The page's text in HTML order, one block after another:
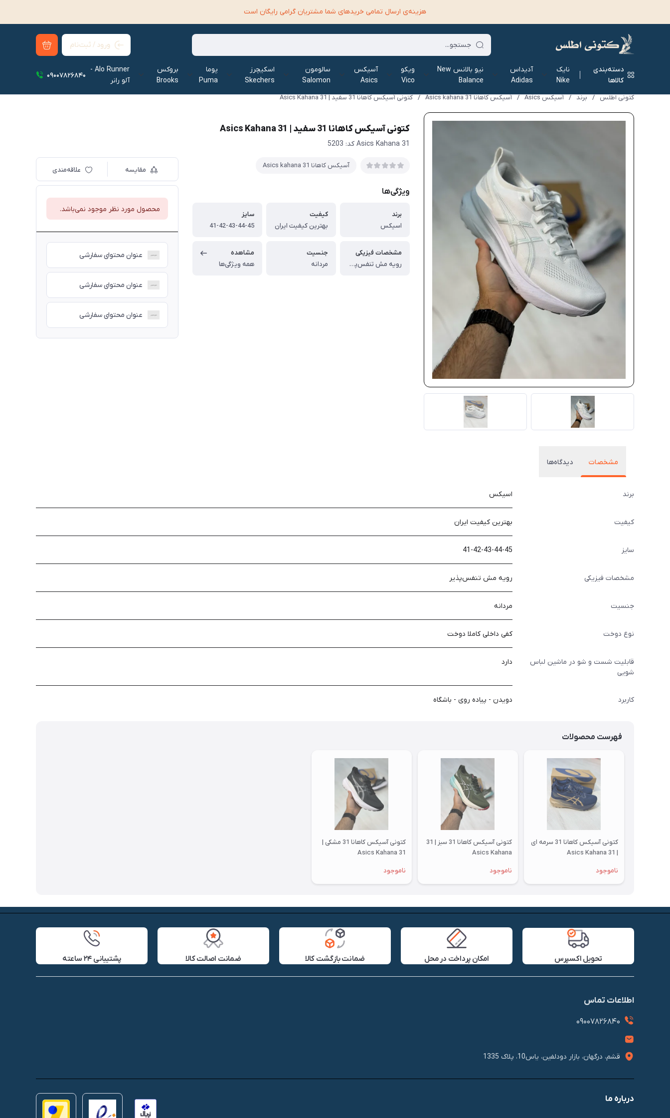
هزینه‌ی ارسال تمامی خرید‌های شما مشتریان گرامی رایگان است
ورود / ثبت‌نام
دسته‌بندی
کالاها
نایک
Nike
آدیداس
Adidas
نیو بالانس New
Balance
ویکو
Vico
آسیکس
Asics
سالومون
Salomon
اسکیچرز
Skechers
پوما
Puma
بروکس
Brooks
Alo Runner -
آلو رانر‌
09007826840
کتونی اطلس / برند / آسیکس Asics / آسیکس کاهانا Asics kahana 31 / کتونی آسیکس کاهانا 31 سفید | 31 Asics Kahana
کتونی آسیکس کاهانا 31 سفید | 31 Asics Kahana
31 Asics Kahana کد: 5203
آسیکس کاهانا Asics kahana 31
ویژگی‌ها
برند
اسیکس
کیفیت
بهترین کیفیت ایران
سایز
41-42-43-44-45
مشخصات فیزیکی
رویه مش تنفس‌پذیر
جنسیت
مردانه
مشاهده
همه ویژگی‌ها
مقایسه علاقه‌مندی
محصول مورد نظر موجود نمی‌باشد.
عنوان محتوای سفارشی
عنوان محتوای سفارشی
عنوان محتوای سفارشی
مشخصات دیدگاه‌ها
برند اسیکس
کیفیت بهترین کیفیت ایران
سایز 41-42-43-44-45
مشخصات فیزیکی رویه مش تنفس‌پذیر
جنسیت مردانه
نوع دوخت کفی داخلی کاملا دوخت
قابلیت شست و شو در ماشین لباس
شویی
دارد
کاربرد دویدن - پیاده روی - باشگاه
فهرست محصولات
کتونی آسیکس کاهانا 31 سرمه ای
| 31 Asics Kahana
ناموجود
کتونی آسیکس کاهانا 31 سبز | 31
Asics Kahana
ناموجود
کتونی آسیکس کاهانا 31 مشکی |
31 Asics Kahana
ناموجود
تحویل اکسپرس امکان پرداخت در محل ضمانت بازگشت کالا ضمانت اصالت کالا پشتیبانی ۲۴ ساعته
اطلاعات تماس
09007826840
قشم، درگهان، بازار دودلفین، یاس10، پلاک 1335
درباره ما